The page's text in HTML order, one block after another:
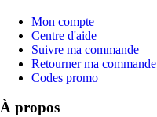
Mon compte
Centre d'aide
Suivre ma commande
Retourner ma commande
Codes promo
À propos